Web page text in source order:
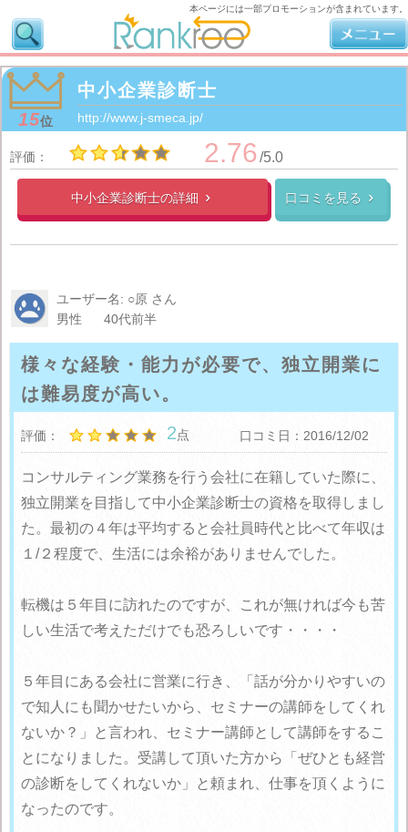
15位
中小企業診断士
http://www.j-smeca.jp/
評価： 2.76/5.0
中小企業診断士の詳細  口コミを見る 
ユーザー名: ○原 さん
男性
40代前半
様々な経験・能力が必要で、独立開業に
は難易度が高い。
評価： 2点 口コミ日：2016/12/02
コンサルティング業務を行う会社に在籍していた際に、
独立開業を目指して中小企業診断士の資格を取得しまし
た。最初の４年は平均すると会社員時代と比べて年収は
１/２程度で、生活には余裕がありませんでした。
転機は５年目に訪れたのですが、これが無ければ今も苦
しい生活で考えただけでも恐ろしいです・・・・
５年目にある会社に営業に行き、「話が分かりやすいの
で知人にも聞かせたいから、セミナーの講師をしてくれ
ないか？」と言われ、セミナー講師として講師をするこ
とになりました。受講して頂いた方から「ぜひとも経営
の診断をしてくれないか」と頼まれ、仕事を頂くように
なったのです。
本ページには一部プロモーションが含まれています。